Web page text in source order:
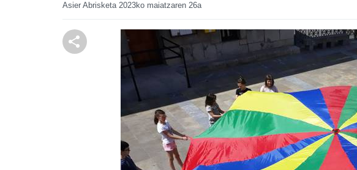
Asier Abrisketa 2023ko maiatzaren 26a